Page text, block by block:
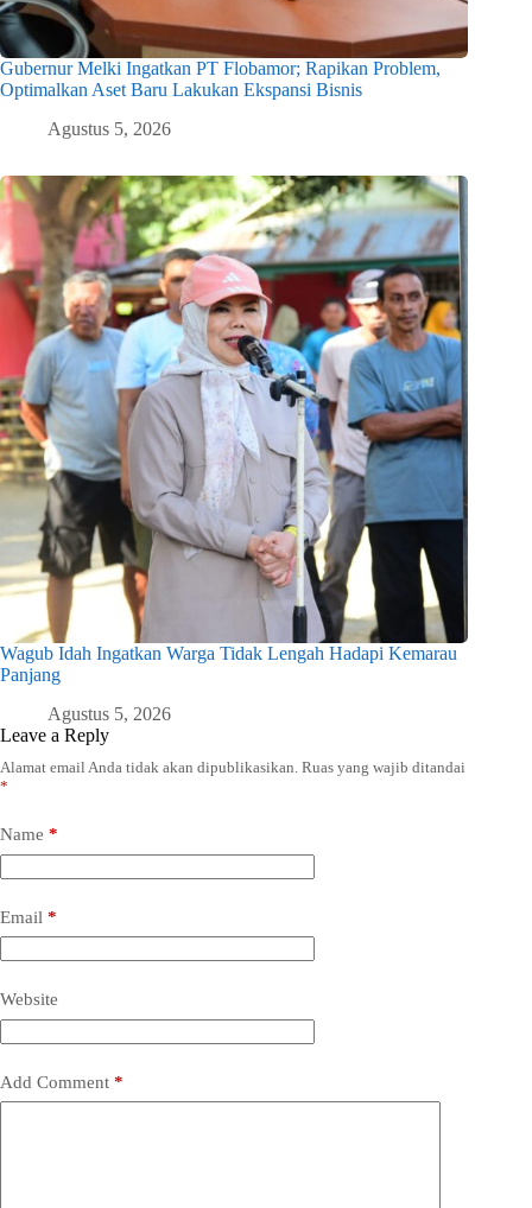
Gubernur Melki Ingatkan PT Flobamor; Rapikan Problem,
Optimalkan Aset Baru Lakukan Ekspansi Bisnis
Agustus 5, 2026
Wagub Idah Ingatkan Warga Tidak Lengah Hadapi Kemarau
Panjang
Agustus 5, 2026
Leave a Reply
Alamat email Anda tidak akan dipublikasikan. Ruas yang wajib ditandai
*
Name *
Email *
Website
Add Comment *